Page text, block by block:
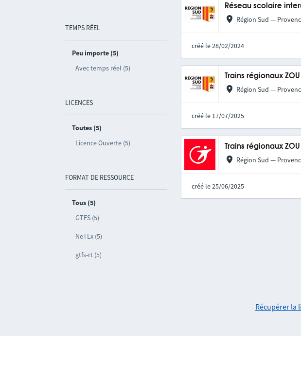
TEMPS RÉEL
Peu importe (5)
Avec temps réel (5)
LICENCES
Toutes (5)
Licence Ouverte (5)
FORMAT DE RESSOURCE
Tous (5)
GTFS (5)
NeTEx (5)
gtfs-rt (5)
Réseau scolaire
Région Sud —
créé le 28/02/2024
Trains régionaux ZOU
Région Sud —
créé le 17/07/2025
Trains régionaux
Région Sud —
créé le 25/06/2025
Récupérer la